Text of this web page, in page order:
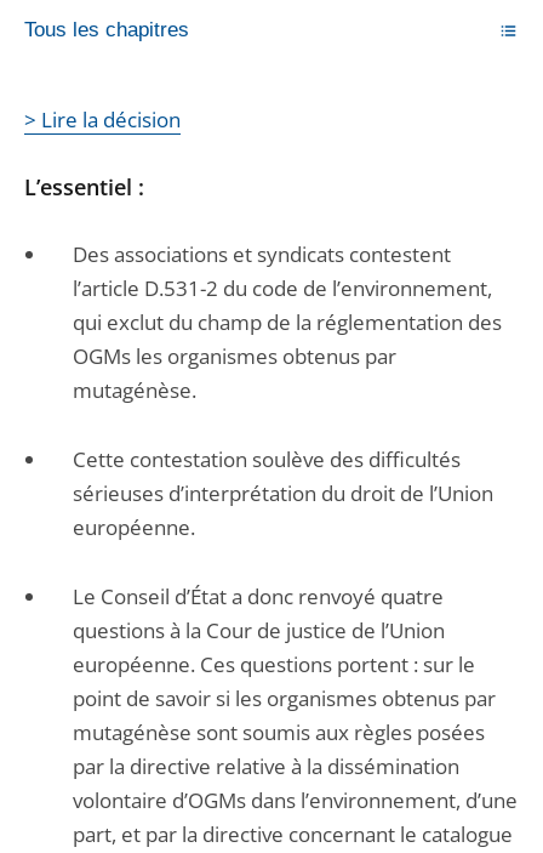
Tous les chapitres
> Lire la décision
L’essentiel :
Des associations et syndicats contestent
l’article D.531-2 du code de l’environnement,
qui exclut du champ de la réglementation des
OGMs les organismes obtenus par
mutagénèse.
Cette contestation soulève des difficultés
sérieuses d’interprétation du droit de l’Union
européenne.
Le Conseil d’État a donc renvoyé quatre
questions à la Cour de justice de l’Union
européenne. Ces questions portent : sur le
point de savoir si les organismes obtenus par
mutagénèse sont soumis aux règles posées
par la directive relative à la dissémination
volontaire d’OGMs dans l’environnement, d’une
part, et par la directive concernant le catalogue